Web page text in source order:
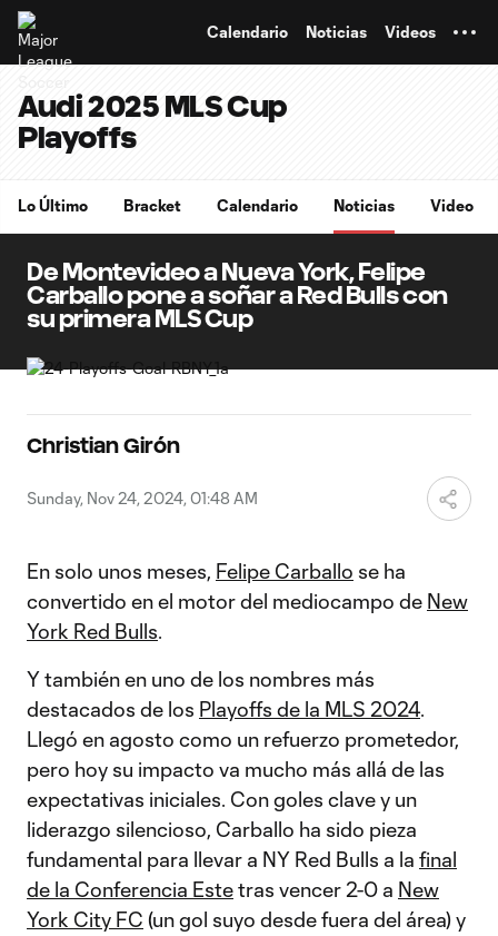
Calendario Noticias Videos
Audi 2025 MLS Cup
Playoffs
Lo Último Bracket Calendario Noticias Video
De Montevideo a Nueva York, Felipe
Carballo pone a soñar a Red Bulls con
su primera MLS Cup
Christian Girón
Sunday, Nov 24, 2024, 01:48 AM
En solo unos meses, Felipe Carballo se ha
convertido en el motor del mediocampo de New
York Red Bulls.
Y también en uno de los nombres más
destacados de los Playoffs de la MLS 2024.
Llegó en agosto como un refuerzo prometedor,
pero hoy su impacto va mucho más allá de las
expectativas iniciales. Con goles clave y un
liderazgo silencioso, Carballo ha sido pieza
fundamental para llevar a NY Red Bulls a la final
de la Conferencia Estetras vencer 2-0 a New
York City FC (un gol suyo desde fuera del área) y